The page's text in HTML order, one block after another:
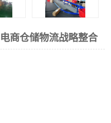
商仓储物流战略整合